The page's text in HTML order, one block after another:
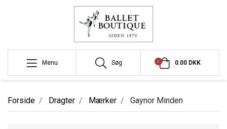
Menu Søg 0 0.00 DKK
Forside Dragter Mærker Gaynor Minden